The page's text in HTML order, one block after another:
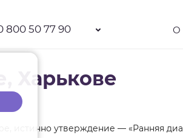
800 50 77 90 О
Харькове
истинно утверждение — «Ранняя